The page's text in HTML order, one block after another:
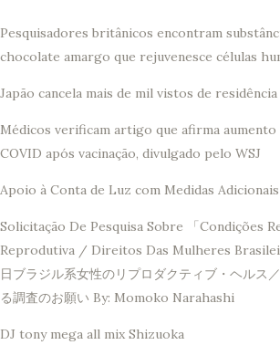
Pesquisadores britânicos encontram
chocolate amargo que rejuvenesce células
Japão cancela mais de mil vistos de residência
Médicos verificam artigo que afirma
COVID após vacinação, divulgado pelo WSJ
Apoio à Conta de Luz com Medidas
Solicitação De Pesquisa Sobre 「Condições
Reprodutiva / Direitos Das Mulheres
日ブラジル系女性のリプロダクティブ・ヘルス
る調査のお願い By: Momoko Narahashi
DJ tony mega all mix Shizuoka